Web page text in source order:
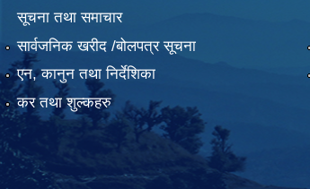
सूचना तथा समाचार
सार्वजनिक खरीद /बोलपत्र सूचना
एन, कानुन तथा निर्देशिका
कर तथा शुल्कहरु